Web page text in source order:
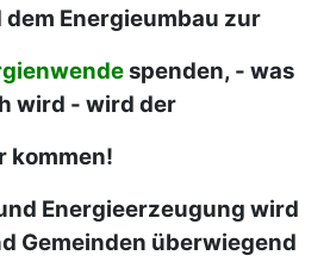
Energieumbau zur
spenden, - was
wird - wird der
kommen!
Energieerzeugung wird
Gemeinden überwiegend